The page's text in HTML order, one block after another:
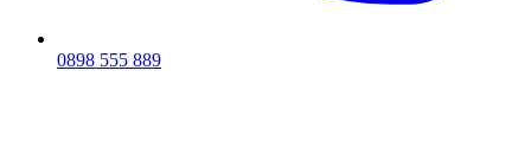
0898 555 889